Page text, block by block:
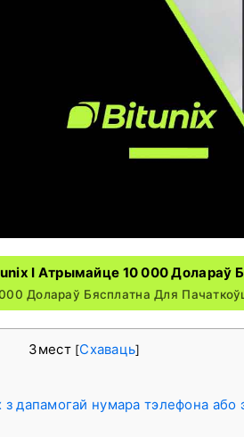
І Атрымайце 10 000 Долараў
Долараў Бясплатна Для
Змест [Схаваць]
з дапамогай нумара тэлефона